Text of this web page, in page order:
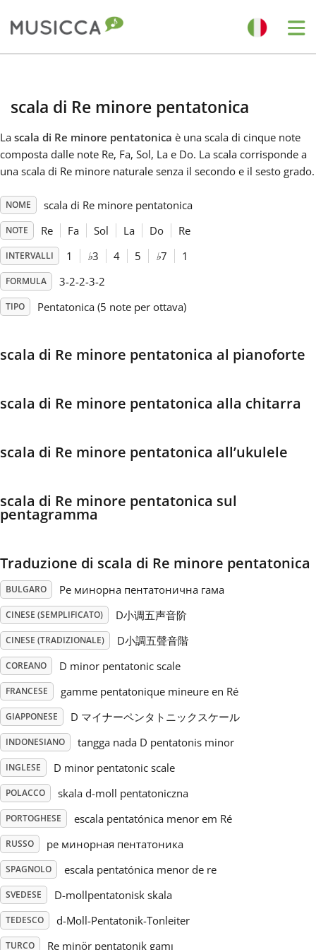
Deutsch
English
Polski
Português
Русский
Svenska
Tiếng Việt
Türkçe
Українська
scala di Re minore pentatonica
La scala di Re minore pentatonica è una scala di cinque note
composta dalle note Re, Fa, Sol, La e Do. La scala corrisponde a
una scala di Re minore naturale senza il secondo e il sesto grado.
NOME scala di Re minore pentatonica
NOTE Re Fa Sol La Do Re
INTERVALLI 1 ♭3 4 5 ♭7 1
FORMULA 3-2-2-3-2
TIPO Pentatonica (5 note per ottava)
scala di Re minore pentatonica al pianoforte
scala di Re minore pentatonica alla chitarra
scala di Re minore pentatonica all’ukulele
scala di Re minore pentatonica sul
pentagramma
Traduzione di scala di Re minore pentatonica
BULGARO Ре минорна пентатонична гама
CINESE (SEMPLIFICATO) D小调五声音阶
CINESE (TRADIZIONALE) D小調五聲音階
COREANO D minor pentatonic scale
FRANCESE gamme pentatonique mineure en Ré
GIAPPONESE D マイナーペンタトニックスケール
INDONESIANO tangga nada D pentatonis minor
INGLESE D minor pentatonic scale
POLACCO skala d-moll pentatoniczna
PORTOGHESE escala pentatónica menor em Ré
RUSSO ре минорная пентатоника
SPAGNOLO escala pentatónica menor de re
SVEDESE D-mollpentatonisk skala
TEDESCO d-Moll-Pentatonik-Tonleiter
TURCO Re minör pentatonik gamı